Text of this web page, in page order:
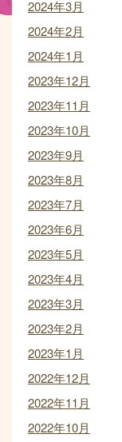
2024年3月
2024年2月
2024年1月
2023年12月
2023年11月
2023年10月
2023年9月
2023年8月
2023年7月
2023年6月
2023年5月
2023年4月
2023年3月
2023年2月
2023年1月
2022年12月
2022年11月
2022年10月